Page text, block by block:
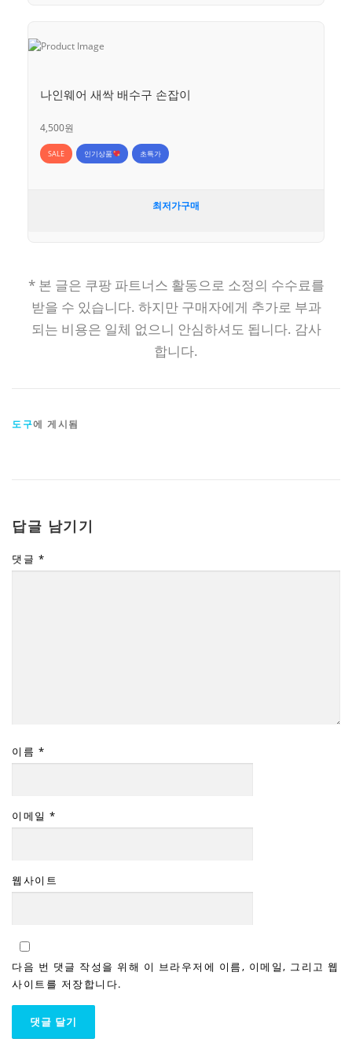
나인웨어 새싹 배수구 손잡이
4,500원
SALE 인기상품 초특가
최저가구매
* 본 글은 쿠팡 파트너스 활동으로 소정의 수수료를
받을 수 있습니다. 하지만 구매자에게 추가로 부과
되는 비용은 일체 없으니 안심하셔도 됩니다. 감사
합니다.
도구에 게시됨
답글 남기기
댓글 *
이름 *
이메일 *
웹사이트
다음 번 댓글 작성을 위해 이 브라우저에 이름, 이메일, 그리고 웹
사이트를 저장합니다.